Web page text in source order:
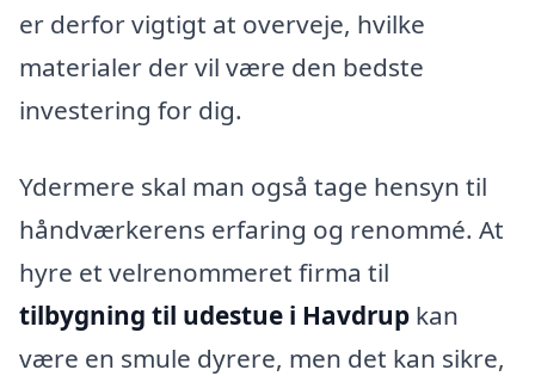
er derfor vigtigt at overveje, hvilke
materialer der vil være den bedste
investering for dig.
Ydermere skal man også tage hensyn til
håndværkerens erfaring og renommé. At
hyre et velrenommeret firma til
tilbygning til udestue i Havdrup kan
være en smule dyrere, men det kan sikre,